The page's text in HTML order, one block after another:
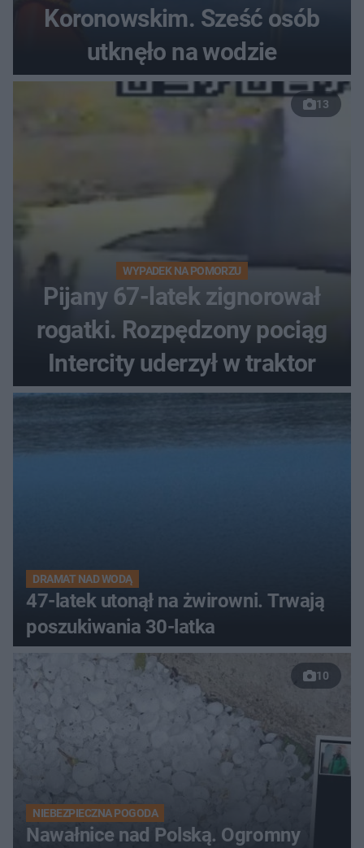
Koronowskim. Sześć osób
utknęło na wodzie
13
WYPADEK NA POMORZU
Pijany 67-latek zignorował
rogatki. Rozpędzony pociąg
Intercity uderzył w traktor
DRAMAT NAD WODĄ
47-latek utonął na żwirowni. Trwają
poszukiwania 30-latka
10
NIEBEZPIECZNA POGODA
Nawałnice nad Polską. Ogromny